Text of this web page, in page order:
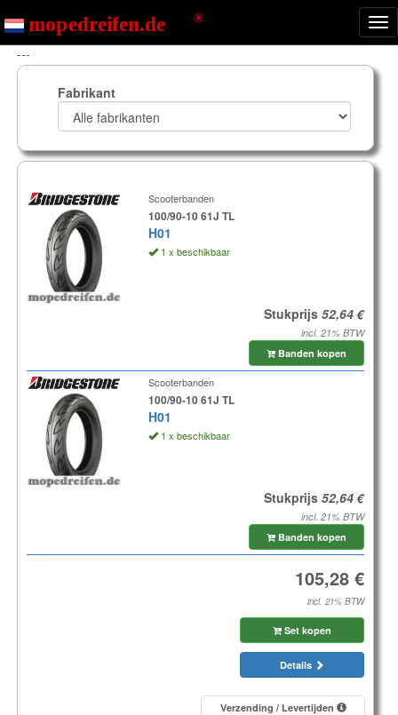
---
Fabrikant
Scooterbanden
100/90-10 61J TL
H01
1 x beschikbaar
Stukprijs
incl. 21% BTW
Banden kopen
Scooterbanden
100/90-10 61J TL
H01
1 x beschikbaar
Stukprijs
incl. 21% BTW
Banden kopen
incl. 21% BTW
Set kopen
Details
Verzending / Levertijden